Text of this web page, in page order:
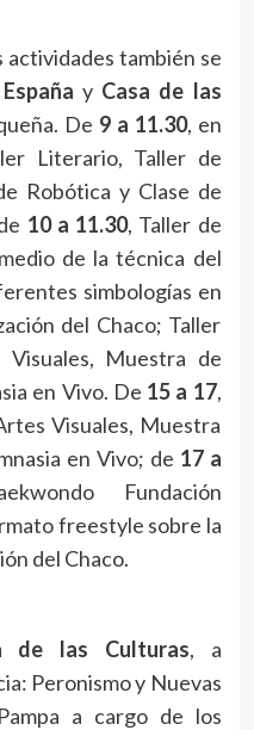
actividades también se
y Casa de las
De 9 a 11.30, en
Literario, Taller de
Robótica y Clase de
10 a 11.30, Taller de
de la técnica del
simbologías en
del Chaco; Taller
Muestra de
en Vivo. De 15 a 17,
Visuales, Muestra
en Vivo; de 17 a
Fundación
freestyle sobre la
del Chaco.
de las Culturas, a
Peronismo y Nuevas
a cargo de los